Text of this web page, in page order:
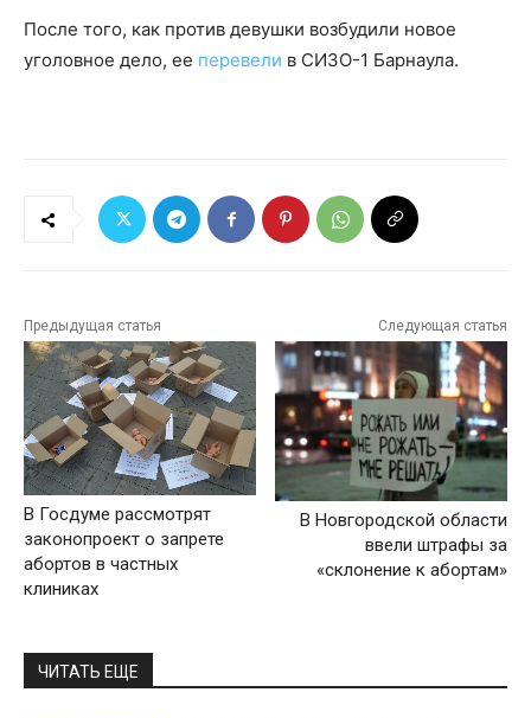
После того, как против девушки возбудили новое
уголовное дело, ее перевели в СИЗО-1 Барнаула.
Предыдущая статья
В Госдуме рассмотрят
законопроект о запрете
абортов в частных
клиниках
Следующая статья
В Новгородской области
ввели штрафы за
«склонение к абортам»
ЧИТАТЬ ЕЩЕ